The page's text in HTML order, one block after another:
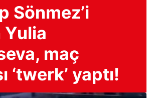
Sönmez’i
Yulia
maç
‘twerk’ yaptı!